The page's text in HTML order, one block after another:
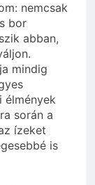
nemcsak
bor
abban,
mindig
élmények
során a
ízeket
is